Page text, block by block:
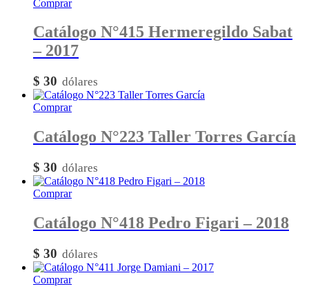
Comprar
Catálogo N°415 Hermeregildo Sabat
– 2017
$ 30
Comprar
Catálogo N°223 Taller Torres García
$ 30
Comprar
Catálogo N°418 Pedro Figari – 2018
$ 30
Comprar